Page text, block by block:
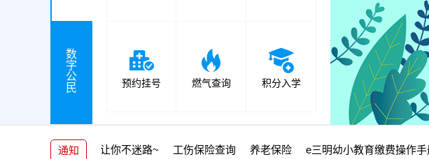
数
字
公
民
预约挂号 燃气查询 积分入学
通知
新8.0版本更新指引让你不迷路~ 工伤保险查询 养老保险 e三明幼小教育缴费操作手